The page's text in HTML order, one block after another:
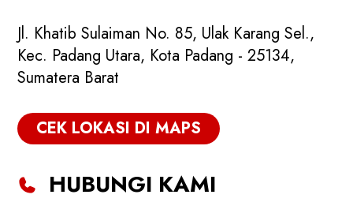
Jl. Khatib Sulaiman No. 85, Ulak Karang Sel.,
Kec. Padang Utara, Kota Padang - 25134,
Sumatera Barat
CEK LOKASI DI MAPS
HUBUNGI KAMI